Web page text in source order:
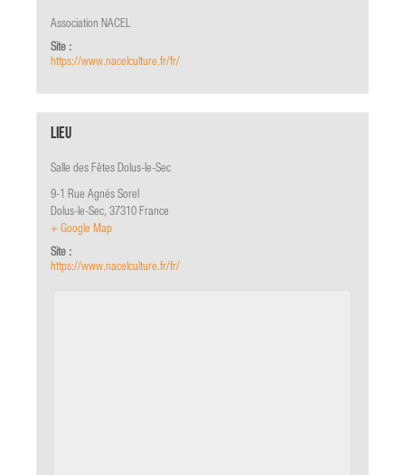
Association NACEL
Site :
https://www.nacelculture.fr/fr/
Lieu
Salle des Fêtes Dolus-le-Sec
9-1 Rue Agnés Sorel
Dolus-le-Sec, 37310 France
+ Google Map
Site :
https://www.nacelculture.fr/fr/